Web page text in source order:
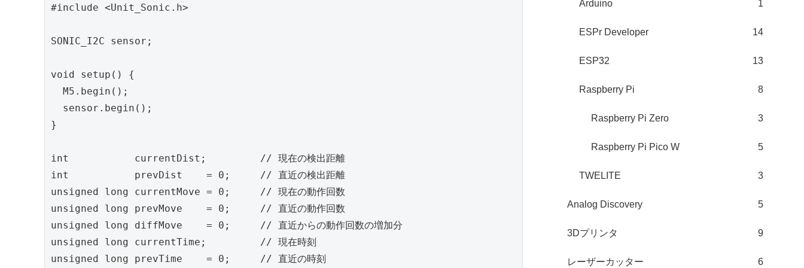
#include <Unit_Sonic.h>
SONIC_I2C sensor;
void setup() {
}
int           currentDist;         // 現在の検出距離
int           prevDist    = 0;     // 直近の検出距離
unsigned long currentMove = 0;     // 現在の動作回数
unsigned long prevMove    = 0;     // 直近の動作回数
unsigned long diffMove    = 0;     // 直近からの動作回数の増加分
unsigned long currentTime;         // 現在時刻
unsigned long prevTime    = 0;     // 直近の時刻
Arduino 1
ESPr Developer 14
ESP32 13
Raspberry Pi 8
Raspberry Pi Zero 3
Raspberry Pi Pico W 5
TWELITE 3
Analog Discovery 5
3Dプリンタ 9
レーザーカッター 6